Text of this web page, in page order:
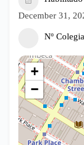
December 31,
Nº
+
−